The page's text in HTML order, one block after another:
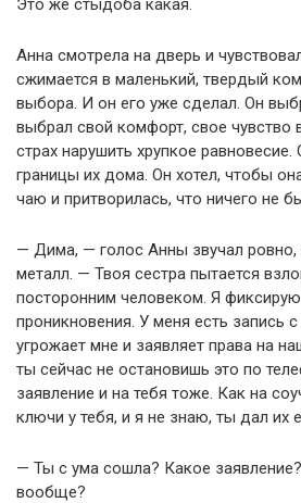
Это же стыдоба какая.
Анна смотрела на дверь и
сжимается в маленький, твердый
выбора. И он его уже сделал. Он
выбрал свой комфорт, свое чувство
страх нарушить хрупкое
границы их дома. Он хотел, чтобы
чаю и притворилась, что ничего не
— Дима, — голос Анны звучал ровно,
металл. — Твоя сестра пытается
посторонним человеком. Я
проникновения. У меня есть запись
угрожает мне и заявляет права на
ты сейчас не остановишь это по
заявление и на тебя тоже. Как на
ключи у тебя, и я не знаю, ты дал их
— Ты с ума сошла? Какое
вообще?